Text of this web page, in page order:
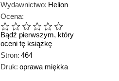
Wydawnictwo: Helion
Ocena:
Bądź pierwszym, który
oceni tę książkę
Stron: 464
Druk: oprawa miękka